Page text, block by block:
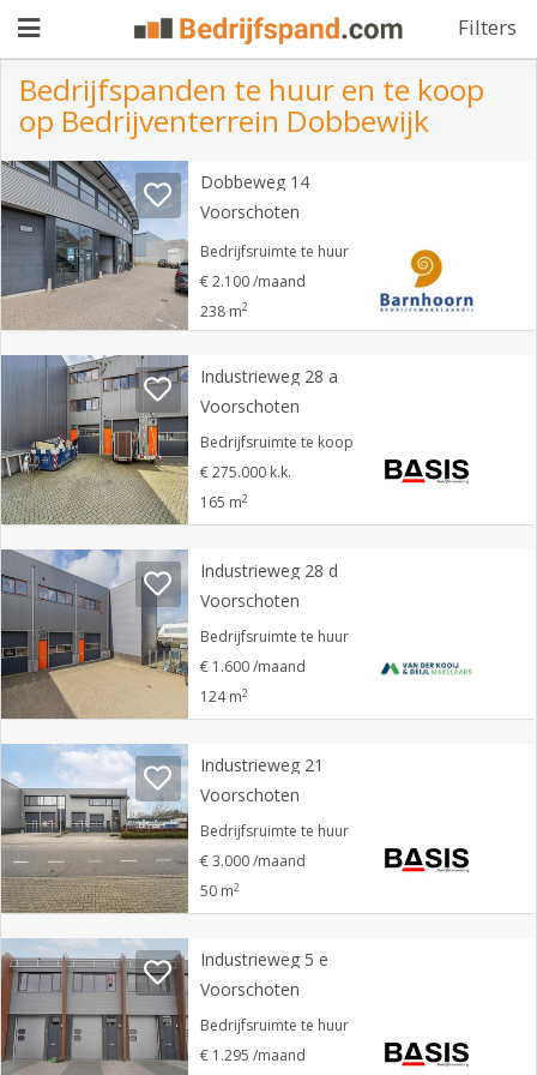
Filters
Pand
aanbieden
Pand
zoeken
Waarom
adverteren
Premium
adverteren
Blog
Registreren
Login
Bedrijfspanden te huur en te koop
op Bedrijventerrein Dobbewijk
Dobbeweg 14
Voorschoten
Bedrijfsruimte te huur
€ 2.100 /maand
238 m2
Industrieweg 28 a
Voorschoten
Bedrijfsruimte te koop
€ 275.000 k.k.
165 m2
Industrieweg 28 d
Voorschoten
Bedrijfsruimte te huur
€ 1.600 /maand
124 m2
Industrieweg 21
Voorschoten
Bedrijfsruimte te huur
€ 3.000 /maand
50 m2
Industrieweg 5 e
Voorschoten
Bedrijfsruimte te huur
€ 1.295 /maand